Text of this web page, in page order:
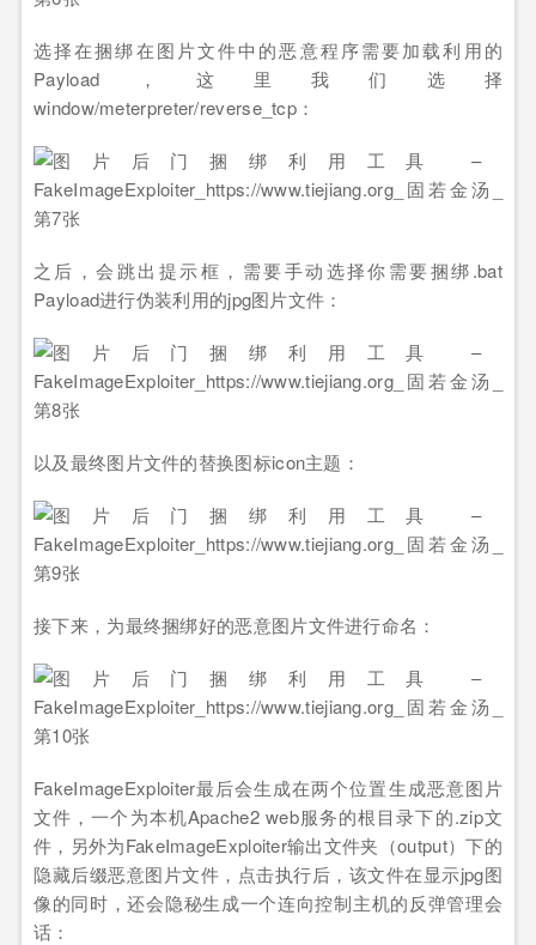
选择在捆绑在图片文件中的恶意程序需要加载利用的
Payload，这里我们选择
window/meterpreter/reverse_tcp：
之后，会跳出提示框，需要手动选择你需要捆绑.bat
Payload进行伪装利用的jpg图片文件：
以及最终图片文件的替换图标icon主题：
接下来，为最终捆绑好的恶意图片文件进行命名：
FakeImageExploiter最后会生成在两个位置生成恶意图片
文件，一个为本机Apache2 web服务的根目录下的.zip文
件，另外为FakeImageExploiter输出文件夹（output）下的
隐藏后缀恶意图片文件，点击执行后，该文件在显示jpg图
像的同时，还会隐秘生成一个连向控制主机的反弹管理会
话：